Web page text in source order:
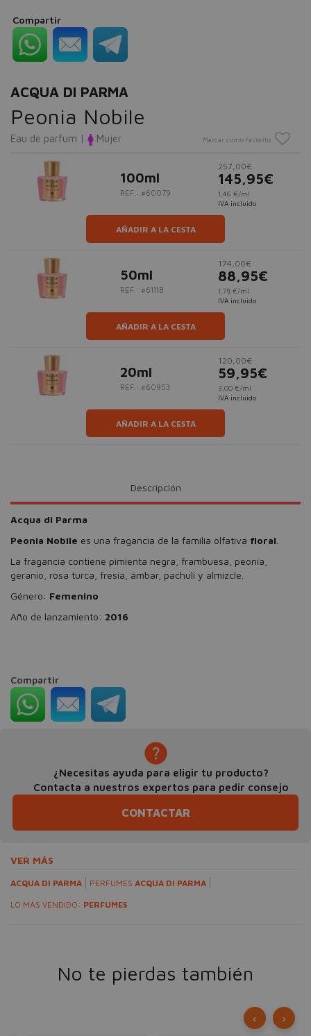
Compartir
ACQUA DI PARMA
Peonia Nobile
Eau de parfum | Mujer Marcar como favorito
100ml
REF.: #60079
257,00€
145,95€
1,46 €/ml
IVA incluido
AÑADIR A LA CESTA
50ml
REF.: #61118
174,00€
88,95€
1,78 €/ml
IVA incluido
AÑADIR A LA CESTA
20ml
REF.: #60953
120,00€
59,95€
3,00 €/ml
IVA incluido
AÑADIR A LA CESTA
Descripción
Acqua di Parma
Peonia Nobile es una fragancia de la familia olfativa floral
La fragancia contiene pimienta negra, frambuesa, peonía,
geranio, rosa turca, fresia, ámbar, pachulí y almizcle.
Género: Femenino
Año de lanzamiento: 2016
Compartir
¿Necesitas ayuda para eligir tu producto?
Contacta a nuestros expertos para pedir consejo
CONTACTAR
VER MÁS
ACQUA DI PARMA PERFUMES ACQUA DI PARMA
LO MÁS VENDIDO: PERFUMES
No te pierdas también
‹ ›